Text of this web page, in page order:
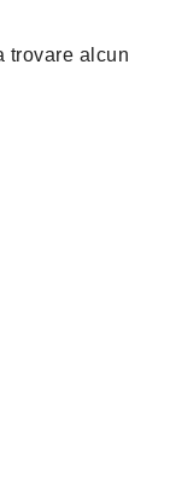
trovare alcun